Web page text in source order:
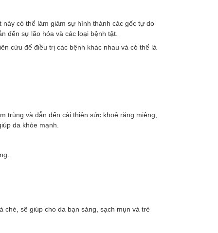
có thể làm giảm sự hình thành các gốc tự do
đến sự lão hóa và các loại bệnh tật.
cứu để điều trị các bệnh khác nhau và có thể là
trùng và dẫn đến cải thiện sức khoẻ răng miệng,
da khỏe mạnh.
chè, sẽ giúp cho da bạn sáng, sạch mụn và trẻ